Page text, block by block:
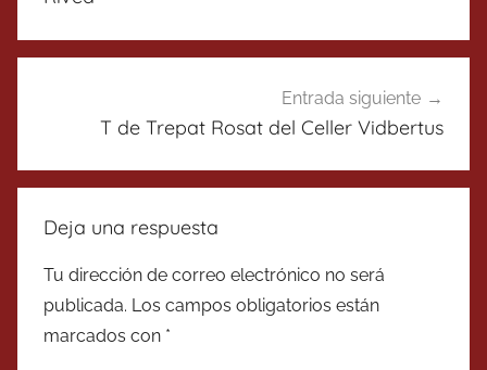
Entrada siguiente
T de Trepat Rosat del Celler Vidbertus
Deja una respuesta
Tu dirección de correo electrónico no será
publicada. Los campos obligatorios están
marcados con *